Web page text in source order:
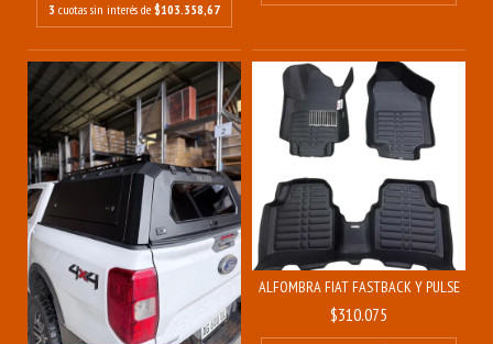
3 cuotas sin interés de $103.358,67
ALFOMBRA FIAT FASTBACK Y PULSE
$310.075